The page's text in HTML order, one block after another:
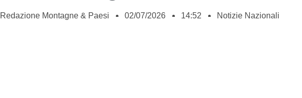
Redazione Montagne & Paesi 02/07/2026 14:52 Notizie Nazionali